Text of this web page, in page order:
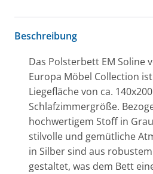
Beschreibung
Das Polsterbett EM Soline
Europa Möbel Collection
Liegefläche von ca.
Schlafzimmergröße.
hochwertigem Stoff in
stilvolle und gemütliche
in Silber sind aus
gestaltet, was dem Bett